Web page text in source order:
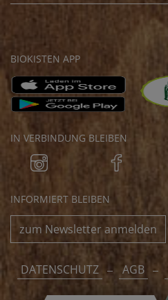
BIOKISTEN APP
IN VERBINDUNG BLEIBEN
INFORMIERT BLEIBEN
zum Newsletter anmelden
DATENSCHUTZ AGB